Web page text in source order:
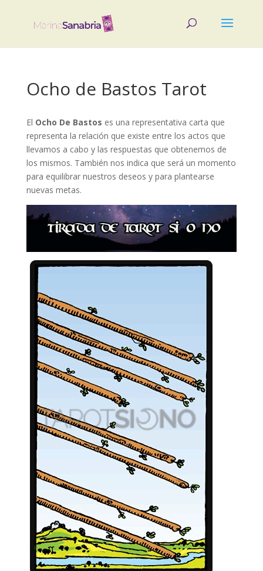
Ocho de Bastos Tarot
El Ocho De Bastos es una representativa carta que
representa la relación que existe entre los actos que
llevamos a cabo y las respuestas que obtenemos de
los mismos. También nos indica que será un momento
para equilibrar nuestros deseos y para plantearse
nuevas metas.